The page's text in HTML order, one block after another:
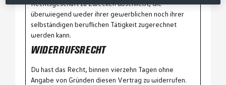
Rechtsgeschäft zu Zwecken abschließt, die
überwiegend weder ihrer gewerblichen noch ihrer
selbständigen beruflichen Tätigkeit zugerechnet
werden kann.
WIDERRUFSRECHT
Du hast das Recht, binnen vierzehn Tagen ohne
Angabe von Gründen diesen Vertrag zu widerrufen.